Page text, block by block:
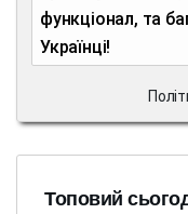
функціонал, та
Українці!
Топовий